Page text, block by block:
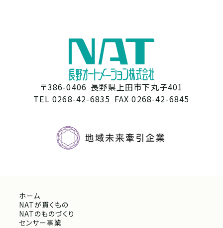
〒386-0406 長野県上田市下丸子401
TEL 0268-42-6835 FAX 0268-42-6845
ホーム
NATが貫くもの
NATのものづくり
センサー事業